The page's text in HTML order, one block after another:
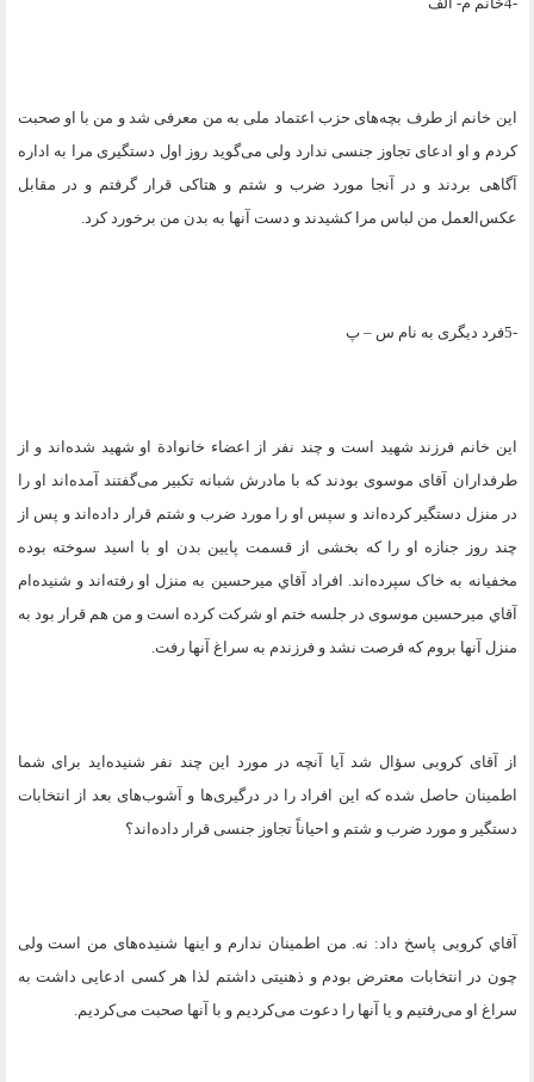
این خانم از طرف بچه‌های حزب اعتماد ملی به من معرفی شد و من با او صحبت
کردم و او ادعای تجاوز جنسی ندارد ولی می‌گوید روز اول دستگیری مرا به اداره
آگاهی بردند و در آنجا مورد ضرب و شتم و هتاکی قرار گرفتم و در مقابل
عکس‌العمل من لباس مرا کشیدند و دست آنها به بدن من برخورد کرد.
5-فرد دیگری به نام س – پ
این خانم فرزند شهید است و چند نفر از اعضاء خانوادة او شهید شده‌اند و از
طرفداران آقای موسوی بودند که با مادرش شبانه تکبیر می‌گفتند آمده‌اند او را
در منزل دستگیر کرده‌اند و سپس او را مورد ضرب و شتم قرار داده‌اند و پس از
چند روز جنازه او را که بخشی از قسمت پایین بدن او با اسید سوخته بوده
مخفیانه به خاک سپرده‌اند. افراد آقاي میرحسین به منزل او رفته‌اند و شنیده‌ام
آقاي میرحسین موسوی در جلسه ختم او شرکت کرده است و من هم قرار بود به
منزل آنها بروم که فرصت نشد و فرزندم به سراغ آنها رفت.
از آقای کروبی سؤال شد آیا آنچه در مورد این چند نفر شنیده‌اید برای شما
اطمینان حاصل شده که این افراد را در درگیری‌ها و آشوب‌های بعد از انتخابات
دستگیر و مورد ضرب و شتم و احیاناً تجاوز جنسی قرار داده‌‌اند؟
آقاي کروبی پاسخ داد: نه. من اطمینان ندارم و اینها شنیده‌های من است ولی
چون در انتخابات معترض بودم و ذهنیتی داشتم لذا هر کسی ادعایی داشت به
سراغ او می‌رفتیم و یا آنها را دعوت می‌کردیم و با آنها صحبت می‌کردیم.